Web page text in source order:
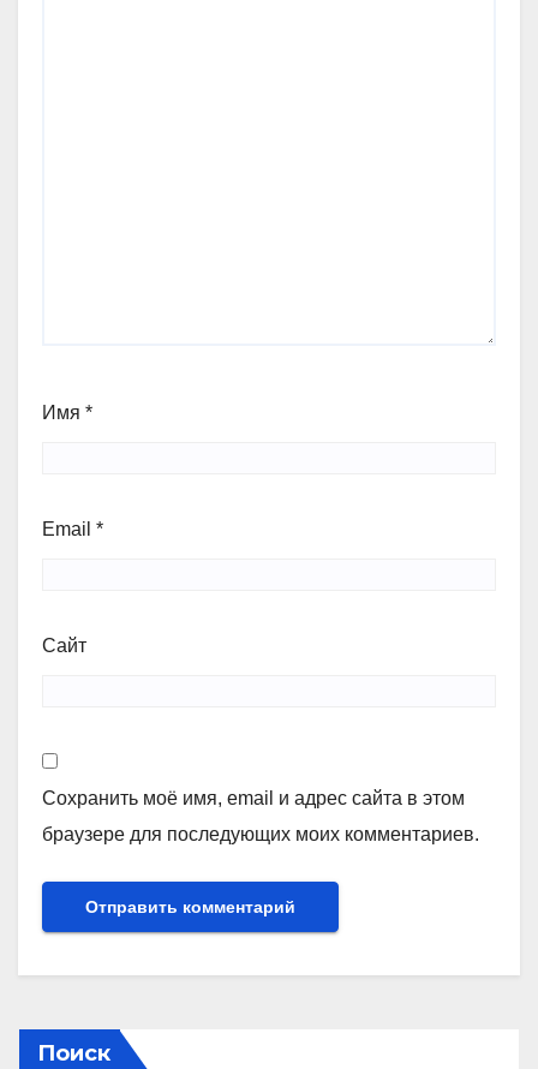
Имя *
Email *
Сайт
Сохранить моё имя, email и адрес сайта в этом
браузере для последующих моих комментариев.
Поиск